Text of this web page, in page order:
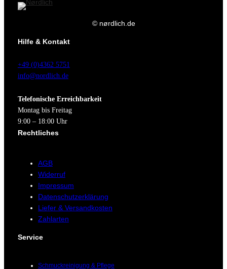
© nørdlich.de
Hilfe & Kontakt
+49 (0)4362 5751
info@nordlich.de
Telefonische Erreichbarkeit
Montag bis Freitag
9:00 – 18:00 Uhr
Rechtliches
AGB
Widerruf
Impressum
Datenschutzerklärung
Liefer & Versandkosten
Zahlarten
Service
Schmuckreinigung & Pflege